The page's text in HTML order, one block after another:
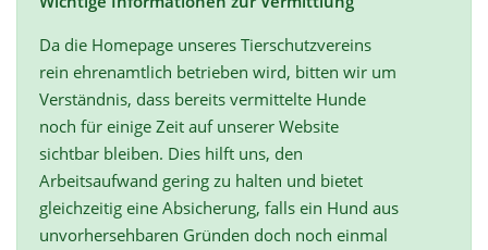
Da die Homepage unseres Tierschutzvereins
rein ehrenamtlich betrieben wird, bitten wir um
Verständnis, dass bereits vermittelte Hunde
noch für einige Zeit auf unserer Website
sichtbar bleiben. Dies hilft uns, den
Arbeitsaufwand gering zu halten und bietet
gleichzeitig eine Absicherung, falls ein Hund aus
unvorhersehbaren Gründen doch noch einmal